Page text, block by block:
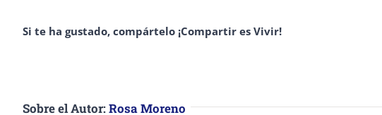
Si te ha gustado, compártelo ¡Compartir es Vivir!
Sobre el Autor:Rosa Moreno